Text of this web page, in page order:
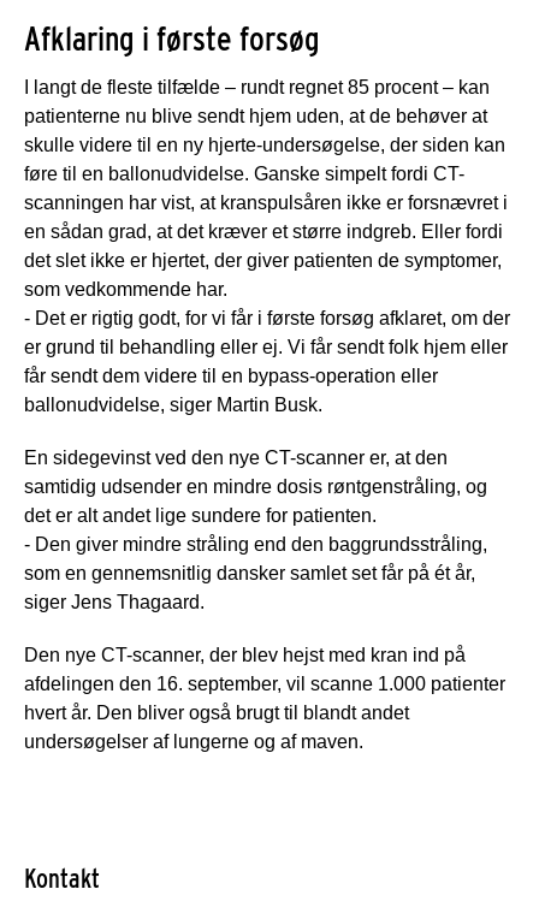
Afklaring i første forsøg
I langt de fleste tilfælde – rundt regnet 85 procent – kan
patienterne nu blive sendt hjem uden, at de behøver at
skulle videre til en ny hjerte-undersøgelse, der siden kan
føre til en ballonudvidelse. Ganske simpelt fordi CT-
scanningen har vist, at kranspulsåren ikke er forsnævret i
en sådan grad, at det kræver et større indgreb. Eller fordi
det slet ikke er hjertet, der giver patienten de symptomer,
som vedkommende har.
- Det er rigtig godt, for vi får i første forsøg afklaret, om der
er grund til behandling eller ej. Vi får sendt folk hjem eller
får sendt dem videre til en bypass-operation eller
ballonudvidelse, siger Martin Busk.
En sidegevinst ved den nye CT-scanner er, at den
samtidig udsender en mindre dosis røntgenstråling, og
det er alt andet lige sundere for patienten.
- Den giver mindre stråling end den baggrundsstråling,
som en gennemsnitlig dansker samlet set får på ét år,
siger Jens Thagaard.
Den nye CT-scanner, der blev hejst med kran ind på
afdelingen den 16. september, vil scanne 1.000 patienter
hvert år. Den bliver også brugt til blandt andet
undersøgelser af lungerne og af maven.
Kontakt